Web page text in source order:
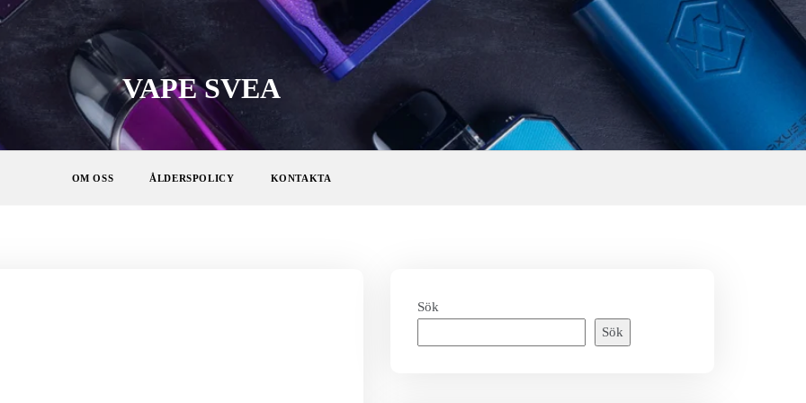
VAPE SVEA
OM OSS ÅLDERSPOLICY KONTAKTA
Sök
Sök